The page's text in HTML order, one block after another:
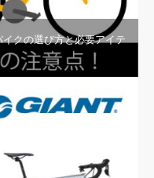
クの選び方と必要アイテ